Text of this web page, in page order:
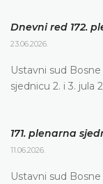
Dnevni red 172.
23.06.2026.
Ustavni sud
sjednicu 2. i 3. jula
171. plenarna
11.06.2026.
Ustavni sud